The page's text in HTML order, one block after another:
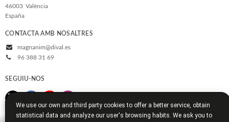
46003 València
España
CONTACTA AMB NOSALTRES
magnanim@dival.es
96 388 31 69
SEGUIU-NOS
We use our own and third party cookies to offer a better service, obtain
statistical data and analyze our user's browsing habits. We ask you to